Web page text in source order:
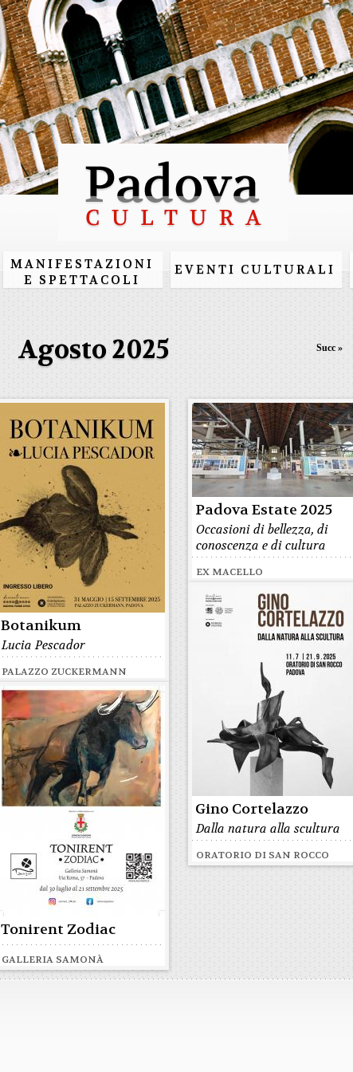
Salta al
contenuto
principale
MANIFESTAZIONI
E SPETTACOLI
EVENTI CULTURALI
Agosto 2025 Succ »
Botanikum
Lucia Pescador
PALAZZO ZUCKERMANN
Padova Estate 2025
Occasioni di bellezza, di
conoscenza e di cultura
EX MACELLO
Gino Cortelazzo
Dalla natura alla scultura
ORATORIO DI SAN ROCCO
Tonirent Zodiac
GALLERIA SAMONÀ